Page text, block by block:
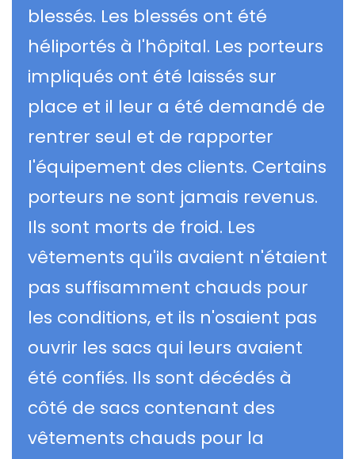
blessés. Les blessés ont été
héliportés à l'hôpital. Les porteurs
impliqués ont été laissés sur
place et il leur a été demandé de
rentrer seul et de rapporter
l'équipement des clients. Certains
porteurs ne sont jamais revenus.
Ils sont morts de froid. Les
vêtements qu'ils avaient n'étaient
pas suffisamment chauds pour
les conditions, et ils n'osaient pas
ouvrir les sacs qui leurs avaient
été confiés. Ils sont décédés à
côté de sacs contenant des
vêtements chauds pour la